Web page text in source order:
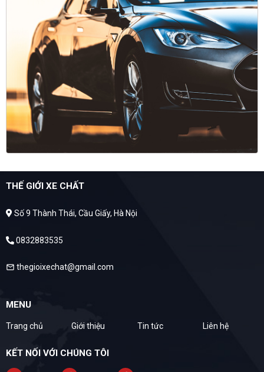
THẾ GIỚI XE CHẤT
Số 9 Thành Thái, Cầu Giấy, Hà Nội
0832883535
mail thegioixechat@gmail.com
MENU
Trang chủ Giới thiệu Tin tức Liên hệ
KẾT NỐI VỚI CHÚNG TÔI